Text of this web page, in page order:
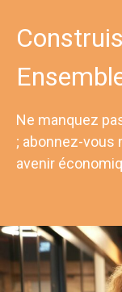
Ne manquez
; abonnez-vous
avenir